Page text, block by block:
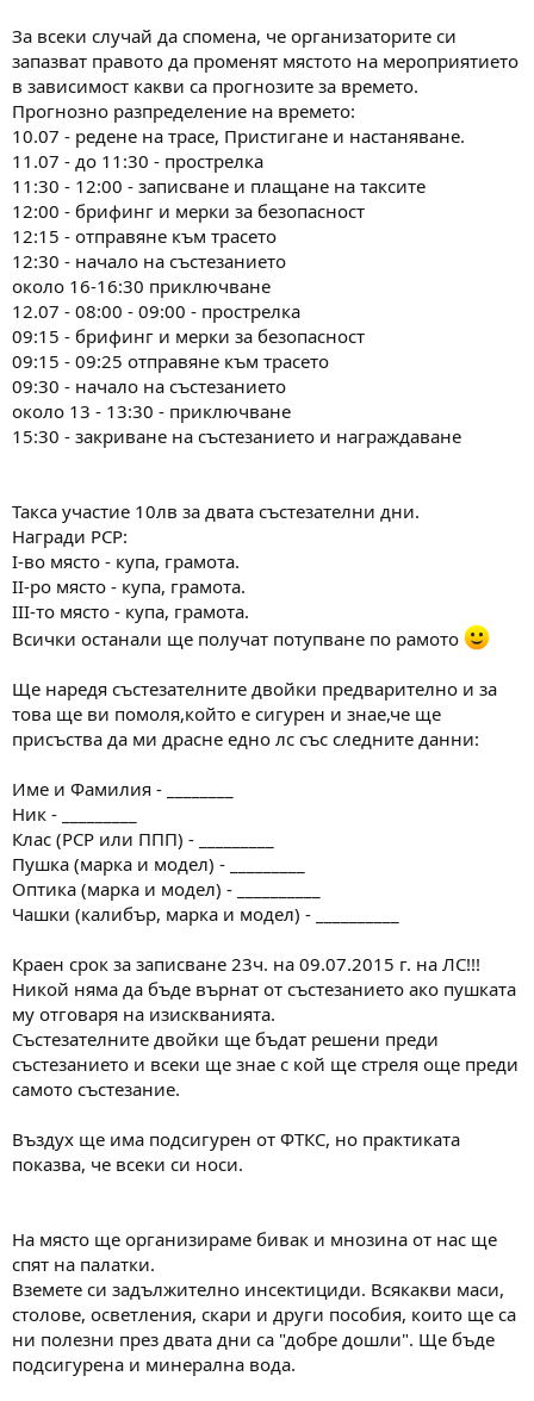
За всеки случай да спомена, че организаторите си
запазват правото да променят мястото на мероприятието
в зависимост какви са прогнозите за времето.
Прогнозно разпределение на времето:
10.07 - редене на трасе, Пристигане и настаняване.
11.07 - до 11:30 - прострелка
11:30 - 12:00 - записване и плащане на таксите
12:00 - брифинг и мерки за безопасност
12:15 - отправяне към трасето
12:30 - начало на състезанието
около 16-16:30 приключване
12.07 - 08:00 - 09:00 - прострелка
09:15 - брифинг и мерки за безопасност
09:15 - 09:25 отправяне към трасето
09:30 - начало на състезанието
около 13 - 13:30 - приключване
15:30 - закриване на състезанието и награждаване
Такса участие 10лв за двата състезателни дни.
Награди РСР:
І-во място - купа, грамота.
ІІ-ро място - купа, грамота.
ІІІ-то място - купа, грамота.
Всички останали ще получат потупване по рамото
Ще наредя състезателните двойки предварително и за
това ще ви помоля,който е сигурен и знае,че ще
присъства да ми драсне едно лс със следните данни:
Име и Фамилия - ________
Ник - _________
Клас (РСР или ППП) - _________
Пушка (марка и модел) - _________
Оптика (марка и модел) - __________
Чашки (калибър, марка и модел) - __________
Краен срок за записване 23ч. на 09.07.2015 г. на ЛС!!!
Никой няма да бъде върнат от състезанието ако пушката
му отговаря на изискванията.
Състезателните двойки ще бъдат решени преди
състезанието и всеки ще знае с кой ще стреля още преди
самото състезание.
Въздух ще има подсигурен от ФТКС, но практиката
показва, че всеки си носи.
На място ще организираме бивак и мнозина от нас ще
спят на палатки.
Вземете си задължително инсектициди. Всякакви маси,
столове, осветления, скари и други пособия, които ще са
ни полезни през двата дни са "добре дошли". Ще бъде
подсигурена и минерална вода.